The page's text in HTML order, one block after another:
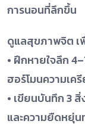
การนอนที่ลึกขึ้น
ดูแลสุขภาพจิต เ
• ฝึกหายใจลึก
ฮอร์โมนความเ
• เขียนบันทึก 3
และความยืดหยุ่